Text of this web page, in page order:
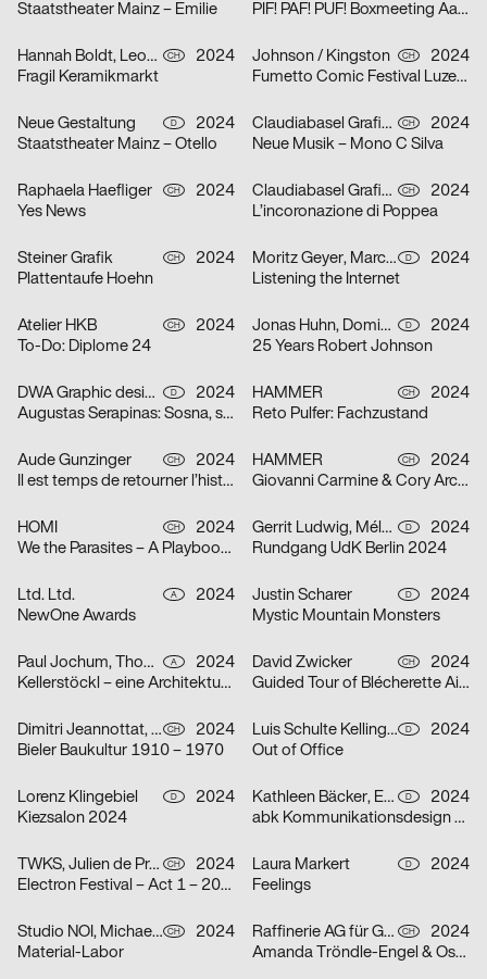
Staatstheater Mainz – Emilie
PIF! PAF! PUF! Boxmeeting Aarau
Hannah Boldt, Leonie Felber CH
2024
Fragil Keramikmarkt
Johnson / Kingston CH
2024
Fumetto Comic Festival Luzern
Neue Gestaltung D
2024
Staatstheater Mainz – Otello
Claudiabasel Grafik + Interaktion CH
2024
Neue Musik – Mono C Silva
Raphaela Haefliger CH
2024
Yes News
Claudiabasel Grafik + Interaktion CH
2024
L’incoronazione di Poppea
Steiner Grafik CH
2024
Plattentaufe Hoehn
Moritz Geyer, Marc Roecker D
2024
Listening the Internet
Atelier HKB CH
2024
To-Do: Diplome 24
Jonas Huhn, Dominik Keller, Michael Satter D
2024
25 Years Robert Johnson
DWA Graphic design department D
2024
Augustas Serapinas: Sosna, swierk i osika
HAMMER CH
2024
Reto Pulfer: Fachzustand
Aude Gunzinger CH
2024
Il est temps de retourner l’histoire
HAMMER CH
2024
Giovanni Carmine & Cory Arcangel: ALL I EAT IN A DAY
HOMI CH
2024
We the Parasites – A Playbook to Complicity
Gerrit Ludwig, Mélan Rouillon D
2024
Rundgang UdK Berlin 2024
Ltd. Ltd. A
2024
NewOne Awards
Justin Scharer D
2024
Mystic Mountain Monsters
Paul Jochum, Thomas Sieberer A
2024
Kellerstöckl – eine Architekturtypologie im Südburgenland
David Zwicker CH
2024
Guided Tour of Blécherette Airport
Dimitri Jeannottat, Marjeta Morinc CH
2024
Bieler Baukultur 1910 – 1970
Luis Schulte Kellinghaus, Julius Geyer, Max Reichert D
2024
Out of Office
Lorenz Klingebiel D
2024
Kiezsalon 2024
Kathleen Bäcker, Emma Dreiucker, Julius Geyer, Max Reichert D
2024
abk Kommunikationsdesign Workshops
TWKS, Julien de Preux, Mathilde Veuthey CH
2024
Electron Festival – Act 1 – 2024
Laura Markert D
2024
Feelings
Studio NOI, Michael Lio CH
2024
Material-Labor
Raffinerie AG für Gestaltung CH
2024
Amanda Tröndle-Engel & Oskar Tröndle